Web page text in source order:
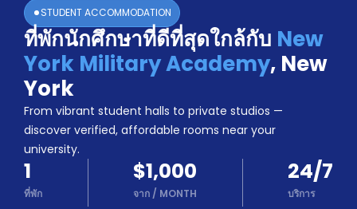
ระบบ
Booking
Accommodation
About
us
Blog
Refer
And
Earn
Become
A
Partner
Help
STUDENT ACCOMMODATION
ที่พักนักศึกษาที่ดีที่สุดใกล้กับ New
York Military Academy, New
York
From vibrant student halls to private studios —
discover verified, affordable rooms near your
university.
1
ที่พัก
$1,000
จาก / MONTH
24/7
บริการ